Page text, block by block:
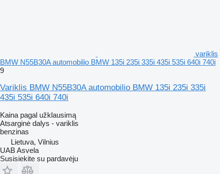
variklis
BMW N55B30A automobilio BMW 135i 235i 335i 435i 535i 640i 740i
9
Variklis BMW N55B30A automobilio BMW 135i 235i 335i
435i 535i 640i 740i
Kaina pagal užklausimą
Atsarginė dalys - variklis
benzinas
Lietuva, Vilnius
UAB Asvela
Susisiekite su pardavėju